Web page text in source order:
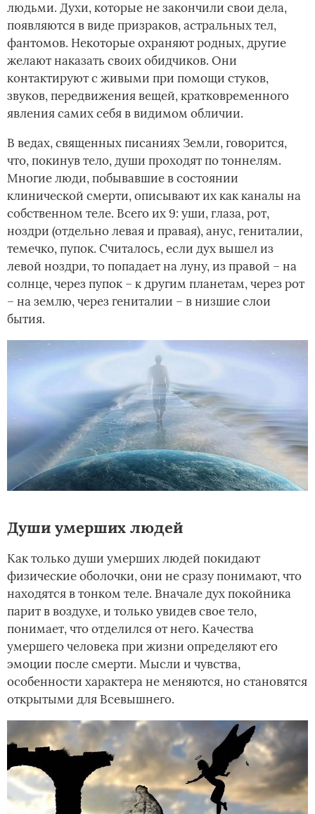
людьми. Духи, которые не закончили свои дела,
появляются в виде призраков, астральных тел,
фантомов. Некоторые охраняют родных, другие
желают наказать своих обидчиков. Они
контактируют с живыми при помощи стуков,
звуков, передвижения вещей, кратковременного
явления самих себя в видимом обличии.
В ведах, священных писаниях Земли, говорится,
что, покинув тело, души проходят по тоннелям.
Многие люди, побывавшие в состоянии
клинической смерти, описывают их как каналы на
собственном теле. Всего их 9: уши, глаза, рот,
ноздри (отдельно левая и правая), анус, гениталии,
темечко, пупок. Считалось, если дух вышел из
левой ноздри, то попадает на луну, из правой – на
солнце, через пупок – к другим планетам, через рот
– на землю, через гениталии – в низшие слои
бытия.
Души умерших людей
Как только души умерших людей покидают
физические оболочки, они не сразу понимают, что
находятся в тонком теле. Вначале дух покойника
парит в воздухе, и только увидев свое тело,
понимает, что отделился от него. Качества
умершего человека при жизни определяют его
эмоции после смерти. Мысли и чувства,
особенности характера не меняются, но становятся
открытыми для Всевышнего.